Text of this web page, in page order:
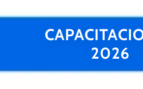
2026